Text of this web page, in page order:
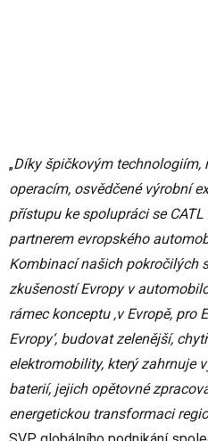
„Díky špičkovým
operacím, osvědčené výrobní
přístupu ke spolupráci se
partnerem evropského
Kombinací našich pokročilých
zkušeností Evropy v
rámec konceptu ‚v Evropě, pro
Evropy‘, budovat zelenější,
elektromobility, který zahrnuje
baterií, jejich opětovné
energetickou transformaci